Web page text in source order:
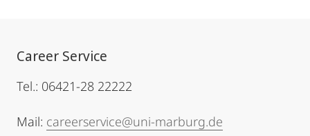
Career Service
Tel.: 06421-28 22222
Mail: careerservice@uni-marburg.de